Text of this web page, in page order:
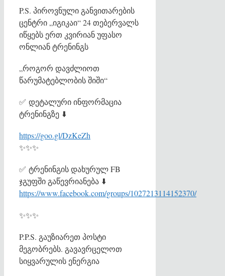
P.S. პიროვნული განვითარების
ცენტრი „იგიკაი“ 24 თებერვალს
იწყებს ერთ კვირიან უფასო
ონლიან ტრენინგს
„როგორ დავძლიოთ
წარუმატებლობის შიში“
✅ დეტალური ინფორმაცია
ტრენინგზე ⬇️
https://goo.gl/DzKeZh
✨✨✨
✅ ტრენინგის დახურულ FB
ჯგუფში გაწევრიანება ⬇️
https://www.facebook.com/groups/1027213114152370/
✨✨✨
P.P.S. გაუზიარეთ პოსტი
მეგობრებს. გავავრცელოთ
სიყვარულის ენერგია